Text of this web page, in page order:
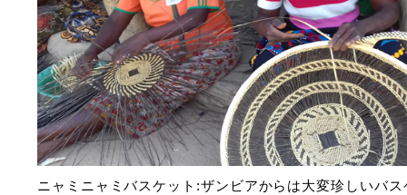
ニャミニャミバスケット:ザンビアからは大変珍しいバス